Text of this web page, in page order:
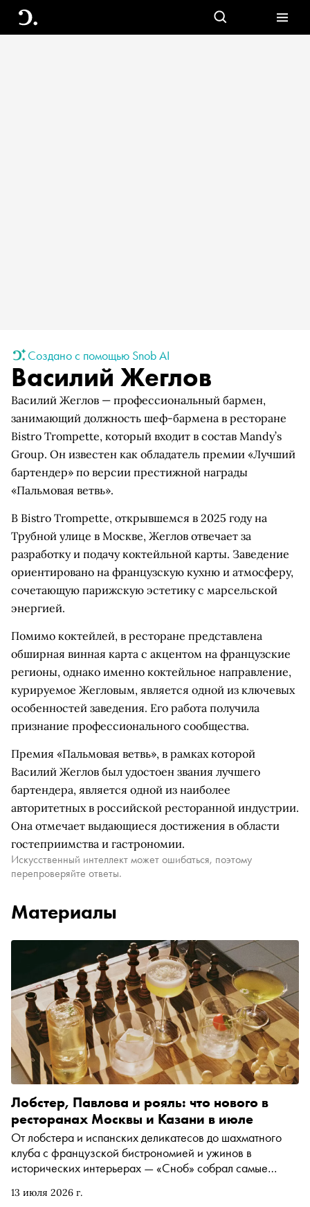
Создано с помощью Snob AI
Василий Жеглов
Василий Жеглов — профессиональный бармен,
занимающий должность шеф-бармена в ресторане
Bistro Trompette, который входит в состав Mandy’s
Group. Он известен как обладатель премии «Лучший
бартендер» по версии престижной награды
«Пальмовая ветвь».
В Bistro Trompette, открывшемся в 2025 году на
Трубной улице в Москве, Жеглов отвечает за
разработку и подачу коктейльной карты. Заведение
ориентировано на французскую кухню и атмосферу,
сочетающую парижскую эстетику с марсельской
энергией.
Помимо коктейлей, в ресторане представлена
обширная винная карта с акцентом на французские
регионы, однако именно коктейльное направление,
курируемое Жегловым, является одной из ключевых
особенностей заведения. Его работа получила
признание профессионального сообщества.
Премия «Пальмовая ветвь», в рамках которой
Василий Жеглов был удостоен звания лучшего
бартендера, является одной из наиболее
авторитетных в российской ресторанной индустрии.
Она отмечает выдающиеся достижения в области
гостеприимства и гастрономии.
Искусственный интеллект может ошибаться, поэтому
перепроверяйте ответы.
Материалы
13 июля 2026 г.
Лобстер, Павлова и рояль: что нового в
ресторанах Москвы и Казани в июле
От лобстера и испанских деликатесов до шахматного
клуба с французской бистрономией и ужинов в
исторических интерьерах — «Сноб» собрал самые